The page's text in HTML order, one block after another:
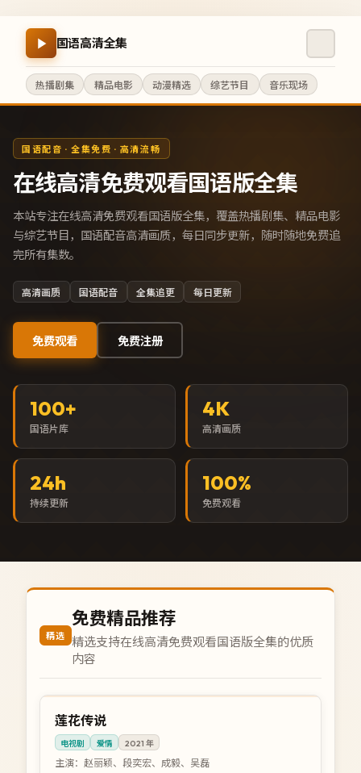
国语高清全集
热播剧集 精品电影 动漫精选 综艺节目 音乐现场
国语配音 · 全集免费 · 高清流畅
在线高清免费观看国语版全集
本站专注在线高清免费观看国语版全集，覆盖热播剧集、精品电影
与综艺节目，国语配音高清画质，每日同步更新，随时随地免费追
完所有集数。
高清画质 国语配音 全集追更 每日更新
免费观看 免费注册
100+
国语片库
4K
高清画质
24h
持续更新
100%
免费观看
精选
免费精品推荐
精选支持在线高清免费观看国语版全集的优质
内容
中国
46:53
莲花传说
电视剧 爱情 2021 年
主演： 赵丽颖、段奕宏、成毅、吴磊